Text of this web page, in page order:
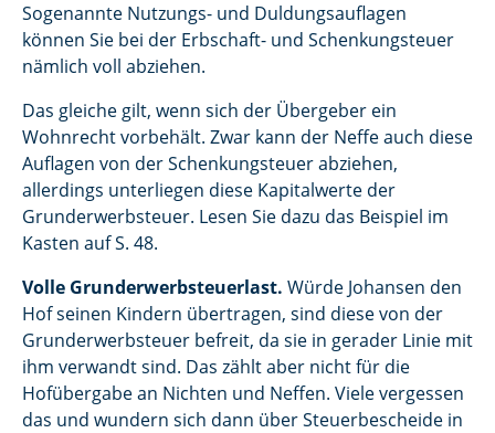
Sogenannte Nutzungs- und Duldungsauflagen
können Sie bei der Erbschaft- und Schenkungsteuer
nämlich voll abziehen.
Das gleiche gilt, wenn sich der Übergeber ein
Wohnrecht vorbehält. Zwar kann der Neffe auch diese
Auflagen von der Schenkungsteuer abziehen,
allerdings unterliegen diese Kapitalwerte der
Grunderwerbsteuer. Lesen Sie dazu das Beispiel im
Kasten auf S. 48.
Volle Grunderwerbsteuerlast. Würde Johansen den
Hof seinen Kindern übertragen, sind diese von der
Grunderwerbsteuer befreit, da sie in gerader Linie mit
ihm verwandt sind. Das zählt aber nicht für die
Hofübergabe an Nichten und Neffen. Viele vergessen
das und wundern sich dann über Steuerbescheide in